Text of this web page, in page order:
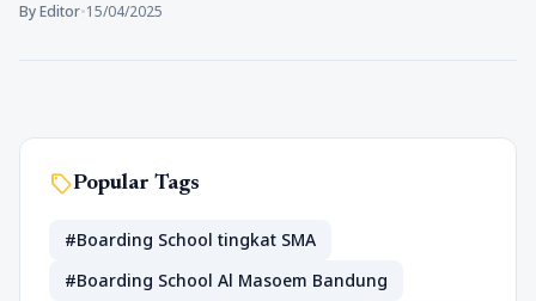
By Editor•15/04/2025
sellPopular Tags
#Boarding School tingkat SMA
#Boarding School Al Masoem Bandung